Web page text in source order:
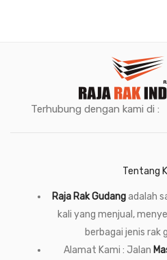
Terhubung dengan kami di :
Tentang
Raja Rak Gudangadalah
kali yang menjual,
berbagai jenis rak
Alamat Kami : Jalan